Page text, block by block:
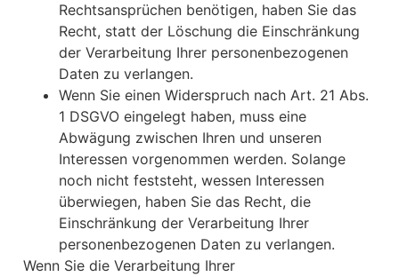
Rechtsansprüchen benötigen, haben Sie das
Recht, statt der Löschung die Einschränkung
der Verarbeitung Ihrer personenbezogenen
Daten zu verlangen.
Wenn Sie einen Widerspruch nach Art. 21 Abs.
1 DSGVO eingelegt haben, muss eine
Abwägung zwischen Ihren und unseren
Interessen vorgenommen werden. Solange
noch nicht feststeht, wessen Interessen
überwiegen, haben Sie das Recht, die
Einschränkung der Verarbeitung Ihrer
personenbezogenen Daten zu verlangen.
Wenn Sie die Verarbeitung Ihrer